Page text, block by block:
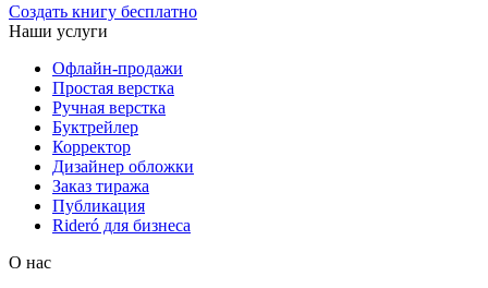
Создать книгу бесплатно
Наши услуги
Офлайн-продажи
Простая верстка
Ручная верстка
Буктрейлер
Корректор
Дизайнер обложки
Заказ тиража
Публикация
Rideró для бизнеса
О нас